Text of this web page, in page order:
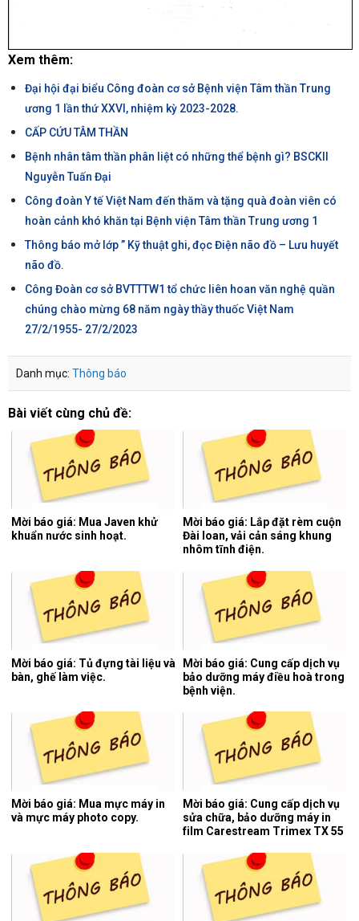
Xem thêm:
Đại hội đại biểu Công đoàn cơ sở Bệnh viện Tâm thần Trung
ương 1 lần thứ XXVI, nhiệm kỳ 2023-2028.
CẤP CỨU TÂM THẦN
Bệnh nhân tâm thần phân liệt có những thể bệnh gì? BSCKII
Nguyễn Tuấn Đại
Công đoàn Y tế Việt Nam đến thăm và tặng quà đoàn viên có
hoàn cảnh khó khăn tại Bệnh viện Tâm thần Trung ương 1
Thông báo mở lớp ” Kỹ thuật ghi, đọc Điện não đồ – Lưu huyết
não đồ.
Công Đoàn cơ sở BVTTTW1 tổ chức liên hoan văn nghệ quần
chúng chào mừng 68 năm ngày thầy thuốc Việt Nam
27/2/1955- 27/2/2023
Danh mục: Thông báo
Bài viết cùng chủ đề:
Mời báo giá: Mua Javen khử
khuẩn nước sinh hoạt.
Mời báo giá: Lắp đặt rèm cuộn
Đài loan, vải cản sáng khung
nhôm tĩnh điện.
Mời báo giá: Tủ đựng tài liệu và
bàn, ghế làm việc.
Mời báo giá: Cung cấp dịch vụ
bảo dưỡng máy điều hoà trong
bệnh viện.
Mời báo giá: Mua mực máy in
và mực máy photo copy.
Mời báo giá: Cung cấp dịch vụ
sửa chữa, bảo dưỡng máy in
film Carestream Trimex TX 55
tính.